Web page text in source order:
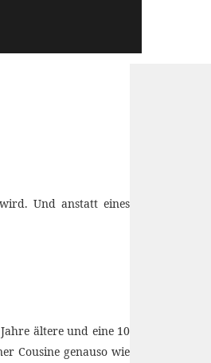
Und anstatt eines
ältere und eine 10
Cousine genauso wie